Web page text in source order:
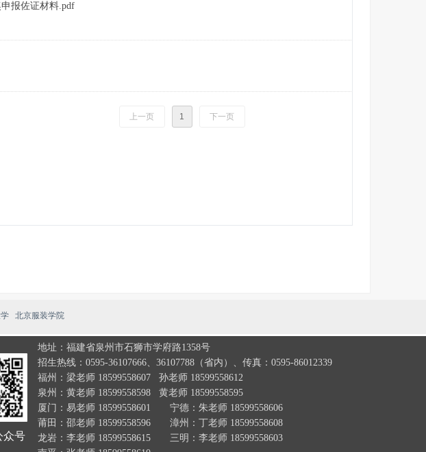
报佐证材料.pdf
上一页 1 下一页
地址：福建省泉州市石狮市学府路1358号
招生热线：0595-36107666、36107788（省内）、传真：0595-86012339
福州：梁老师 18599558607 孙老师 18599558612
泉州：黄老师 18599558598 黄老师 18599558595
厦门：易老师 18599558601 宁德：朱老师 18599558606
莆田：邵老师 18599558596 漳州：丁老师 18599558608
龙岩：李老师 18599558615 三明：李老师 18599558603
众号
北京服装学院